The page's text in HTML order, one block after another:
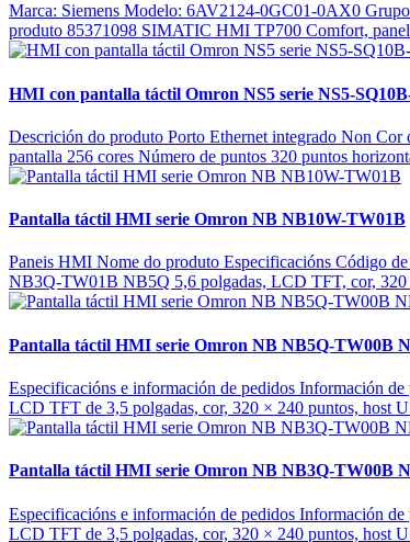
Marca: Siemens Modelo: 6AV2124-0GC01-0AX0
produto 85371098 SIMATIC HMI TP700 Comfort,
HMI con pantalla táctil Omron NS5 serie NS5-
Descrición do produto Porto Ethernet integrado Non
pantalla 256 cores Número de puntos 320 puntos
Pantalla táctil HMI serie Omron NB NB10W-TW01B
Paneis HMI Nome do produto Especificacións Código
NB3Q-TW01B NB5Q 5,6 polgadas, LCD TFT, cor,
Pantalla táctil HMI serie Omron NB NB5Q-TW00B
Especificacións e información de pedidos Información
LCD TFT de 3,5 polgadas, cor, 320 × 240 puntos, host
Pantalla táctil HMI serie Omron NB NB3Q-TW00B
Especificacións e información de pedidos Información
LCD TFT de 3,5 polgadas, cor, 320 × 240 puntos, host